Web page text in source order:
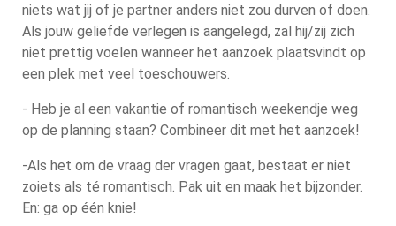
niets wat jij of je partner anders niet zou durven of doen.
Als jouw geliefde verlegen is aangelegd, zal hij/zij zich
niet prettig voelen wanneer het aanzoek plaatsvindt op
een plek met veel toeschouwers.
- Heb je al een vakantie of romantisch weekendje weg
op de planning staan? Combineer dit met het aanzoek!
-Als het om de vraag der vragen gaat, bestaat er niet
zoiets als té romantisch. Pak uit en maak het bijzonder.
En: ga op één knie!